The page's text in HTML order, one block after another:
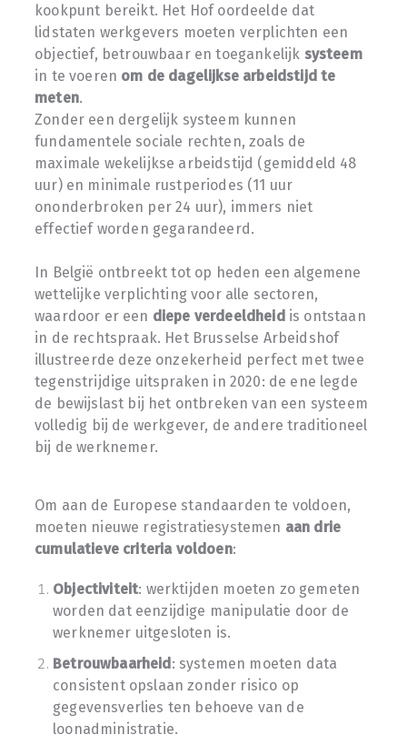
kookpunt bereikt. Het Hof oordeelde dat
lidstaten werkgevers moeten verplichten een
objectief, betrouwbaar en toegankelijk systeem
in te voeren om de dagelijkse arbeidstijd te
meten.
Zonder een dergelijk systeem kunnen
fundamentele sociale rechten, zoals de
maximale wekelijkse arbeidstijd (gemiddeld 48
uur) en minimale rustperiodes (11 uur
ononderbroken per 24 uur), immers niet
effectief worden gegarandeerd.
In België ontbreekt tot op heden een algemene
wettelijke verplichting voor alle sectoren,
waardoor er een diepe verdeeldheid is ontstaan
in de rechtspraak. Het Brusselse Arbeidshof
illustreerde deze onzekerheid perfect met twee
tegenstrijdige uitspraken in 2020: de ene legde
de bewijslast bij het ontbreken van een systeem
volledig bij de werkgever, de andere traditioneel
bij de werknemer.
Om aan de Europese standaarden te voldoen,
moeten nieuwe registratiesystemen aan drie
cumulatieve criteria voldoen:
Objectiviteit: werktijden moeten zo gemeten
worden dat eenzijdige manipulatie door de
werknemer uitgesloten is.
Betrouwbaarheid : systemen moeten data
consistent opslaan zonder risico op
gegevensverlies ten behoeve van de
loonadministratie.